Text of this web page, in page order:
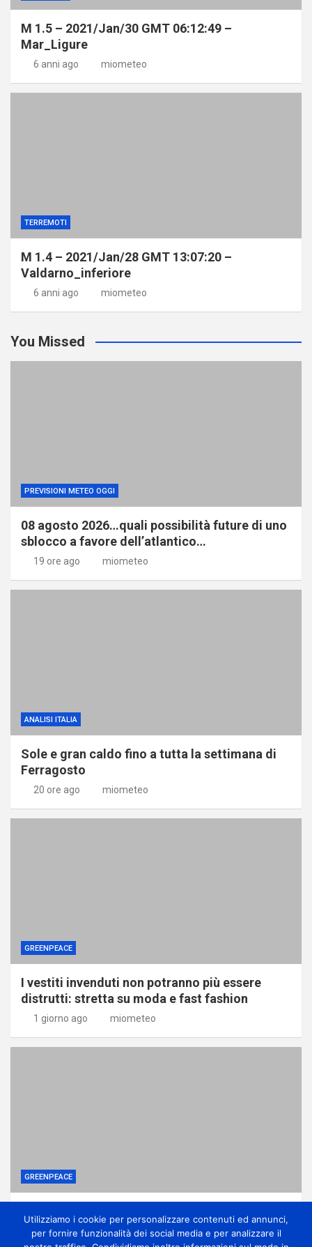
M 1.5 – 2021/Jan/30 GMT 06:12:49 –
Mar_Ligure
6 anni ago miometeo
TERREMOTI
M 1.4 – 2021/Jan/28 GMT 13:07:20 –
Valdarno_inferiore
6 anni ago miometeo
You Missed
PREVISIONI METEO OGGI
08 agosto 2026…quali possibilità future di uno
sblocco a favore dell’atlantico…
19 ore ago miometeo
ANALISI ITALIA
Sole e gran caldo fino a tutta la settimana di
Ferragosto
20 ore ago miometeo
GREENPEACE
I vestiti invenduti non potranno più essere
distrutti: stretta su moda e fast fashion
1 giorno ago miometeo
GREENPEACE
all’ennesima accelerazione senza dati certi
Utilizziamo i cookie per personalizzare contenuti ed annunci,
per fornire funzionalità dei social media e per analizzare il